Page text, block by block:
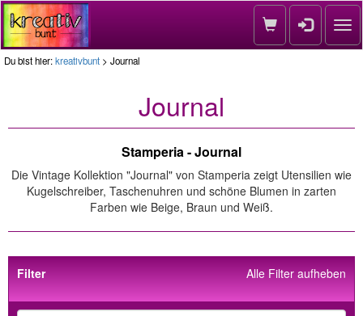
Du bist hier:kreativbunt > Journal
Journal
Stamperia - Journal
Die Vintage Kollektion "Journal" von Stamperia zeigt Utensilien wie
Kugelschreiber, Taschenuhren und schöne Blumen in zarten
Farben wie Beige, Braun und Weiß.
Alle Filter aufheben
Filter